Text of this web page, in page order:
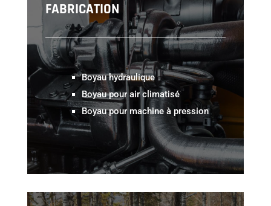
FABRICATION
Boyau hydraulique
Boyau pour air climatisé
Boyau pour machine à pression